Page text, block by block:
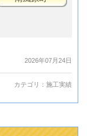
2026年07月24日
カテゴリ： 施工実績